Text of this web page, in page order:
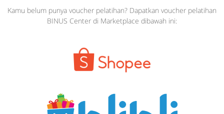
Kamu belum punya voucher pelatihan? Dapatkan voucher pelatihan
BINUS Center di Marketplace dibawah ini: